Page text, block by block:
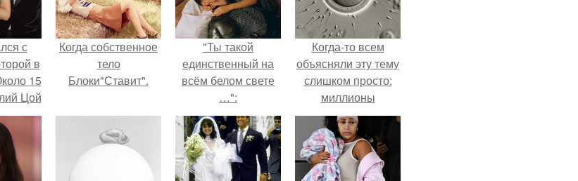
с
в
15
Цой
Когда собственное
тело
Блоки"Ставит".
"Ты такой
единственный на
всём белом свете
…":
Когда-то всем
объясняли эту тему
слишком просто:
миллионы
сперматозоидов
бегут к цели, а
побеждает самый
быстрый.